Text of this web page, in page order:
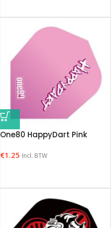
One80 HappyDart Pink
€1.25 Incl. BTW